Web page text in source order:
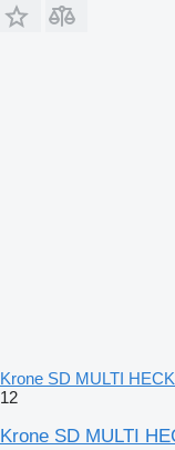
Krone SD MULTI
12
Krone SD MULTI